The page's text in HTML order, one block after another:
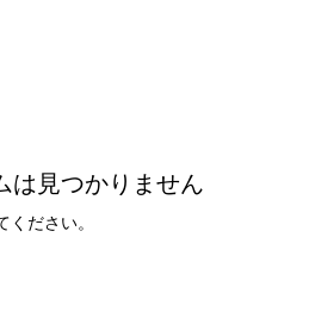
は見つかりません
ださい。